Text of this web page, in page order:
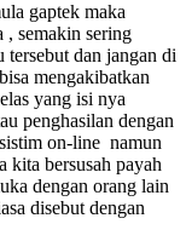
gaptek maka
, semakin sering
tersebut dan jangan di
mengakibatkan
yang isi nya
penghasilan dengan
on-line namun
kita bersusah payah
dengan orang lain
disebut dengan